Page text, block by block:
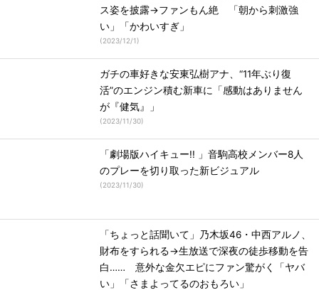
ス姿を披露→ファンもん絶 「朝から刺激強
い」「かわいすぎ」
(2023/12/1)
ガチの車好きな安東弘樹アナ、“11年ぶり復
活”のエンジン積む新車に「感動はありません
が『健気』」
(2023/11/30)
「劇場版ハイキュー!! 」音駒高校メンバー8人
のプレーを切り取った新ビジュアル
(2023/11/30)
「ちょっと話聞いて」乃木坂46・中西アルノ、
財布をすられる→生放送で深夜の徒歩移動を告
白…… 意外な金欠エピにファン驚がく「ヤバ
い」「さまよってるのおもろい」